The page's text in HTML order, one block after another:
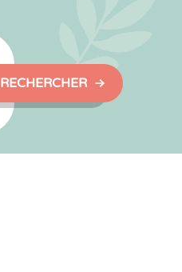
RECHERCHER